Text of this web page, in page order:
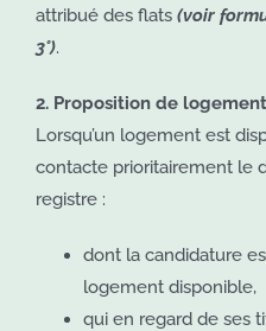
attribué des flats (voir
3°).
2. Proposition de
Lorsqu’un logement est
contacte prioritairement le
registre :
dont la candidature
logement disponible,
qui en regard de ses